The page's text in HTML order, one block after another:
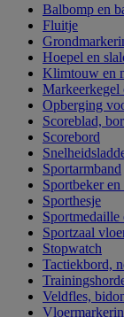
Balbomp en
Fluitje
Hoepel en
Klimtouw en
Markeerkegel
Opberging
Scoreblad,
Scorebord
Sportarmband
Sportbeker en
Sporthesje
Sportmedaille
Sportzaal
Stopwatch
Tactiekbord,
Veldfles,